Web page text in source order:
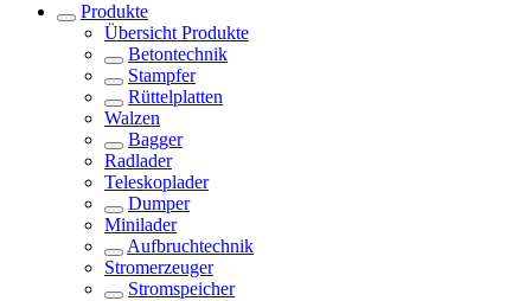
Produkte
Übersicht Produkte
Betontechnik
Stampfer
Rüttelplatten
Walzen
Bagger
Radlader
Teleskoplader
Dumper
Minilader
Aufbruchtechnik
Stromerzeuger
Stromspeicher